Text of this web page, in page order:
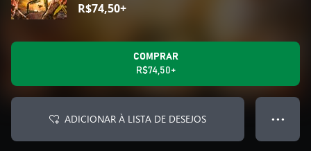
R$74,50+
COMPRAR
R$74,50+
ADICIONAR À LISTA DE DESEJOS ● ● ●